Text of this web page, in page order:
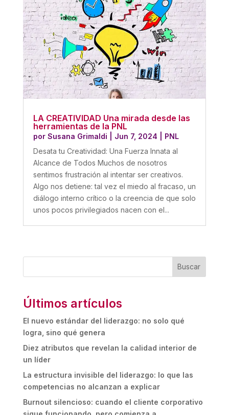
LA CREATIVIDAD Una mirada desde las
herramientas de la PNL
por Susana Grimaldi Jun 7, 2024
PNL
Desata tu Creatividad: Una Fuerza Innata al
Alcance de Todos Muchos de nosotros
sentimos frustración al intentar ser creativos.
Algo nos detiene: tal vez el miedo al fracaso, un
diálogo interno crítico o la creencia de que solo
unos pocos privilegiados nacen con el...
Buscar
Últimos artículos
El nuevo estándar del liderazgo: no solo qué
logra, sino qué genera
Diez atributos que revelan la calidad interior de
un líder
La estructura invisible del liderazgo: lo que las
competencias no alcanzan a explicar
Burnout silencioso: cuando el cliente corporativo